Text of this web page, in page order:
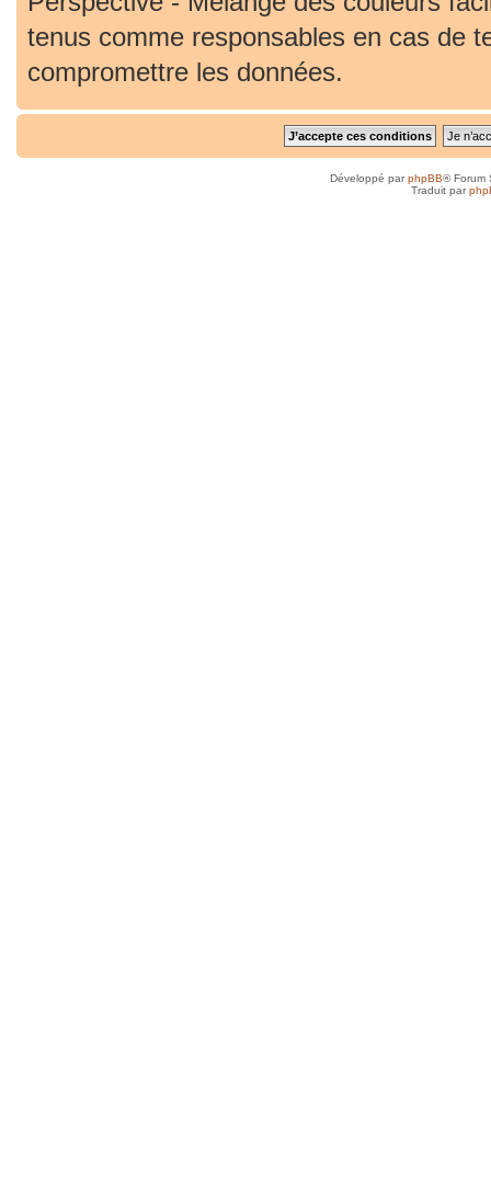
tenus comme responsables en cas de
compromettre les données.
Développé parphpBB® Forum
Traduit par